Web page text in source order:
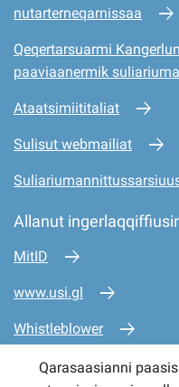
nutarterneqarnissaa
Qeqertarsuarmi
paaviaanermik
Ataatsimiititaliat
Sulisut webmailiat
Allanut
MitID
www.usi.gl
Whistleblower
www.mio.gl
Qarasaasianni